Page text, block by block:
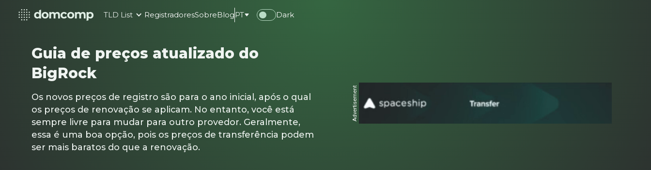
TLD List RegistradoresSobreBlogPT Dark
Guia de preços atualizado do
BigRock
Os novos preços de registro são para o ano inicial, após o qual
os preços de renovação se aplicam. No entanto, você está
sempre livre para mudar para outro provedor. Geralmente,
essa é uma boa opção, pois os preços de transferência podem
ser mais baratos do que a renovação.
Advertisement